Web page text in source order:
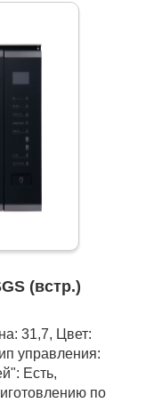
(встр.)
31,7, Цвет:
управления:
Есть,
по